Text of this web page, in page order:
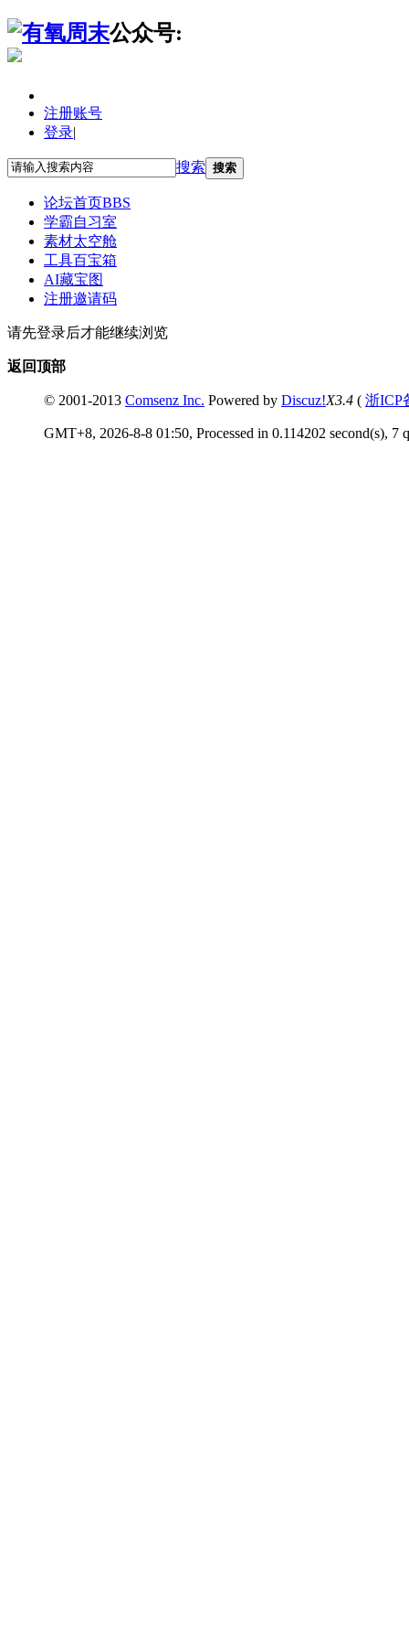
公众号:
注册账号
登录|
搜索 搜索
论坛首页BBS
学霸自习室
素材太空舱
工具百宝箱
AI藏宝图
注册邀请码
请先登录后才能继续浏览
返回顶部
© 2001-2013 Comsenz Inc. Powered by Discuz!X3.4 ( 浙ICP
GMT+8, 2026-8-8 01:50, Processed in 0.114202 second(s), 7